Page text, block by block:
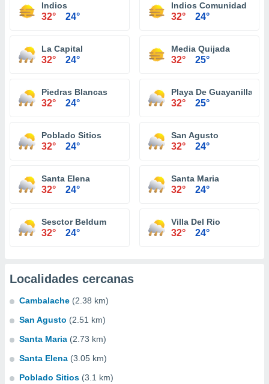
Indios
32° 24°
Indios Comunidad
32° 24°
La Capital
32° 24°
Media Quijada
32° 25°
Piedras Blancas
32° 24°
Playa De Guayanilla
32° 25°
Poblado Sitios
32° 24°
San Agusto
32° 24°
Santa Elena
32° 24°
Santa Maria
32° 24°
Sesctor Beldum
32° 24°
Villa Del Rio
32° 24°
Localidades cercanas
Cambalache (2.38 km)
San Agusto (2.51 km)
Santa Maria (2.73 km)
Santa Elena (3.05 km)
Poblado Sitios (3.1 km)